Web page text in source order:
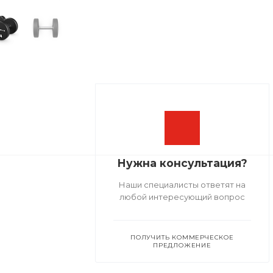
Нужна консультация?
Наши специалисты ответят на
любой интересующий вопрос
ПОЛУЧИТЬ КОММЕРЧЕСКОЕ
ПРЕДЛОЖЕНИЕ